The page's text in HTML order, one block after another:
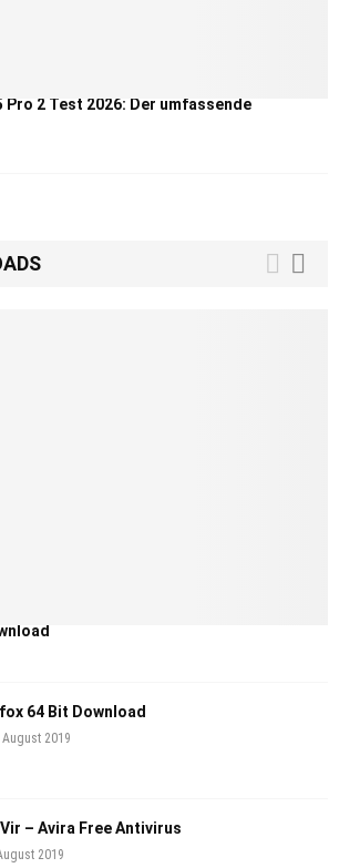
Pro 2 Test 2026: Der umfassende
64 Bit Download
August 2019
– Avira Free Antivirus
2019